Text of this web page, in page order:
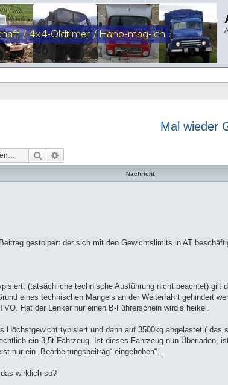
Mal wieder
Suche
Nachricht
gestolpert der sich mit den Gewichtslimits in AT
(tatsächliche technische Ausführung nicht beachtet)
eines technischen Mangels an der Weiterfahrt gehindert
Hat der Lenker nur einen B-Führerschein wird’s heikel.
typisiert und dann auf 3500kg abgelastet ( das
ein 3,5t-Fahrzeug. Ist dieses Fahrzeug nun Überladen,
nur ein „Bearbeitungsbeitrag“ eingehoben“…
wirklich so?